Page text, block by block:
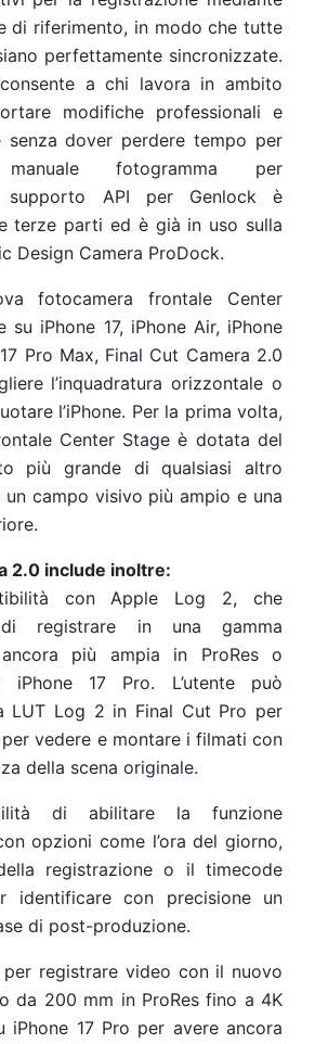
di riferimento, in modo che tutte
perfettamente sincronizzate.
a chi lavora in ambito
modifiche professionali e
senza dover perdere tempo per
manuale fotogramma per
supporto API per Genlock è
terze parti ed è già in uso sulla
Design Camera ProDock.
fotocamera frontale Center
su iPhone 17, iPhone Air, iPhone
Pro Max, Final Cut Camera 2.0
l’inquadratura orizzontale o
l’iPhone. Per la prima volta,
Center Stage è dotata del
più grande di qualsiasi altro
un campo visivo più ampio e una
2.0 include inoltre:
con Apple Log 2, che
registrare in una gamma
più ampia in ProRes o
iPhone 17 Pro. L’utente può
LUT Log 2 in Final Cut Pro per
vedere e montare i filmati con
della scena originale.
di abilitare la funzione
opzioni come l’ora del giorno,
registrazione o il timecode
identificare con precisione un
di post-produzione.
registrare video con il nuovo
da 200 mm in ProRes fino a 4K
iPhone 17 Pro per avere ancora